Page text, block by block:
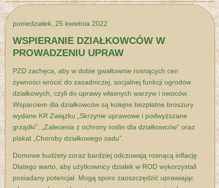
poniedziałek, 25 kwietnia 2022
WSPIERANIE DZIAŁKOWCÓW W
PROWADZENIU UPRAW
PZD zachęca, aby w dobie gwałtownie rosnących cen
żywności wrócić do zasadniczej, socjalnej funkcji ogrodów
działkowych, czyli do uprawy własnych warzyw i owoców.
Wsparciem dla działkowców są kolejne bezpłatne broszury
wydane KR Związku „Skrzynie uprawowe i podwyższane
grządki”, „Zalecenia z ochrony roślin dla działkowców” oraz
plakat „Choroby działkowego sadu”.
Domowe budżety coraz bardziej odczuwają rosnącą inflację.
Dlatego warto, aby użytkownicy działek w ROD wykorzystali
posiadany potencjał. Mogą sporo zaoszczędzić uprawiając